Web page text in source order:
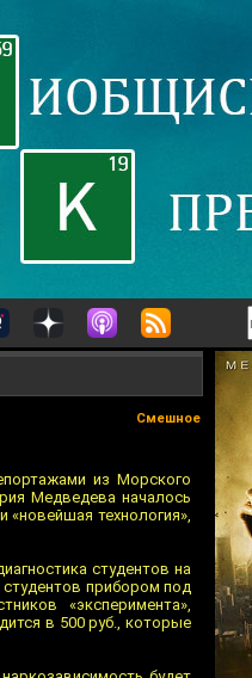
Смешное
из Морского
Медведева началось
«новейшая технология»,
студентов на
студентов прибором под
«эксперимента»,
в 500 руб., которые